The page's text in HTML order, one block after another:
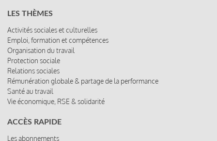
Activités sociales et culturelles
Emploi, formation et compétences
Organisation du travail
Protection sociale
Relations sociales
Rémunération globale & partage de la performance
Santé au travail
Vie économique, RSE & solidarité
Les abonnements
Les rencontres